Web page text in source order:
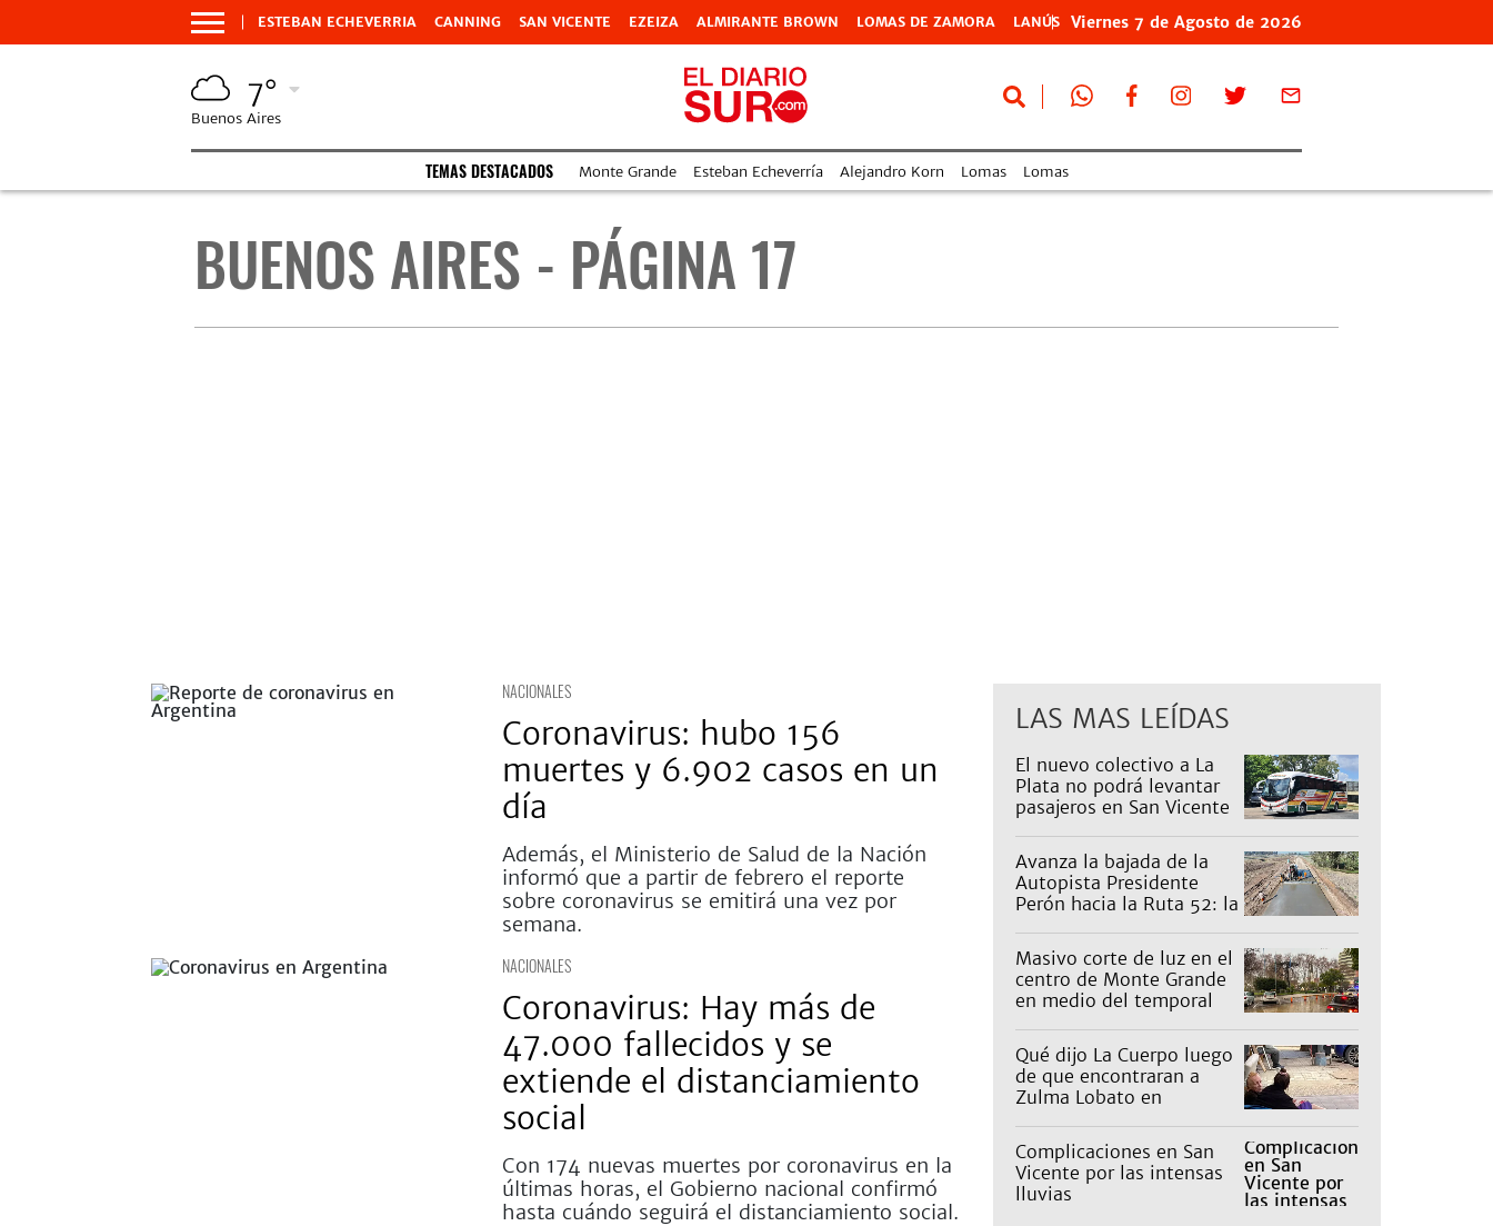
ESTEBAN ECHEVERRIA CANNING SAN VICENTE EZEIZA ALMIRANTE BROWN LOMAS DE ZAMORA LANÚS Viernes 7 de Agosto de 2026
7°
Buenos Aires
TEMAS DESTACADOS Monte Grande Esteban Echeverría Alejandro Korn Lomas Lomas
BUENOS AIRES - PÁGINA 17
NACIONALES
Coronavirus: hubo 156
muertes y 6.902 casos en un
día
Además, el Ministerio de Salud de la Nación
informó que a partir de febrero el reporte
sobre coronavirus se emitirá una vez por
semana.
NACIONALES
Coronavirus: Hay más de
47.000 fallecidos y se
extiende el distanciamiento
social
Con 174 nuevas muertes por coronavirus en la
últimas horas, el Gobierno nacional confirmó
hasta cuándo seguirá el distanciamiento social.
LAS MAS LEÍDAS
El nuevo colectivo a La
Plata no podrá levantar
pasajeros en San Vicente
Avanza la bajada de la
Autopista Presidente
Perón hacia la Ruta 52: la
Masivo corte de luz en el
centro de Monte Grande
en medio del temporal
Qué dijo La Cuerpo luego
de que encontraran a
Zulma Lobato en
Complicaciones en San
Vicente por las intensas
lluvias